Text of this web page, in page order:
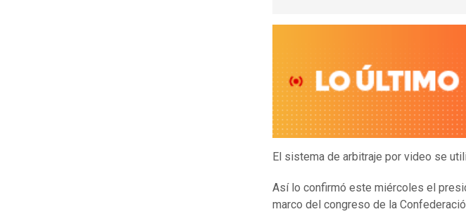
El sistema de arbitraje por video se
Así lo confirmó este miércoles el
marco del congreso de la